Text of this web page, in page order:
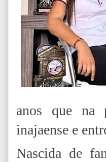
anos que na
inajaense e
Nascida de